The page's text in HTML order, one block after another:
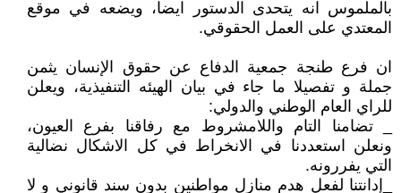
بالملموس انه يتحدى الدستور ايضا، ويضعه في موقع
المعتدي على العمل الحقوقي.
ان فرع طنجة جمعية الدفاع عن حقوق الإنسان يثمن
جملة و تفصيلا ما جاء في بيان الهيئه التنفيذية، ويعلن
للراي العام الوطني والدولي:
_ تضامنا التام واللامشروط مع رفاقنا بفرع العيون،
ونعلن استعددنا في الانخراط في كل الاشكال نضالية
التي يفررونه.
_إدانتنا لفعل هدم منازل مواطنين بدون سند قانوني و لا